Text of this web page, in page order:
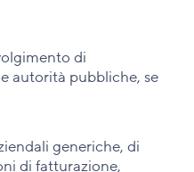
di
autorità pubbliche, se
generiche, di
di fatturazione,